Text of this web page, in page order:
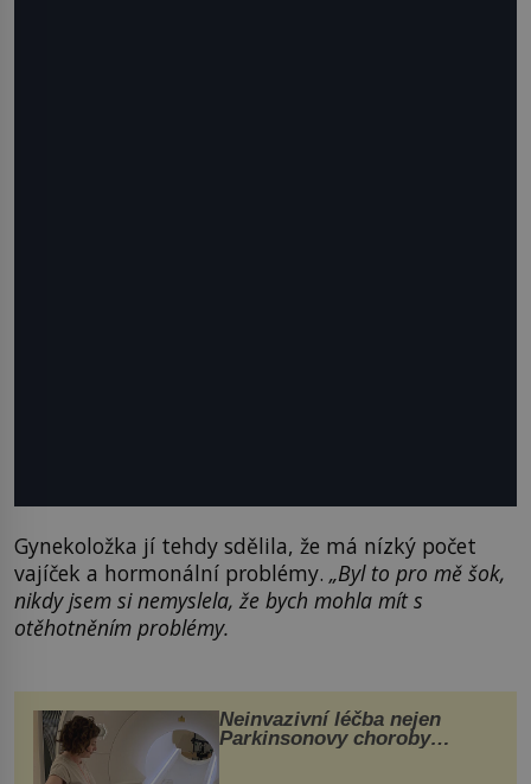
Gynekoložka jí tehdy sdělila, že má nízký počet
vajíček a hormonální problémy. „Byl to pro mě šok,
nikdy jsem si nemyslela, že bych mohla mít s
otěhotněním problémy.
Neinvazivní léčba nejen
Parkinsonovy choroby